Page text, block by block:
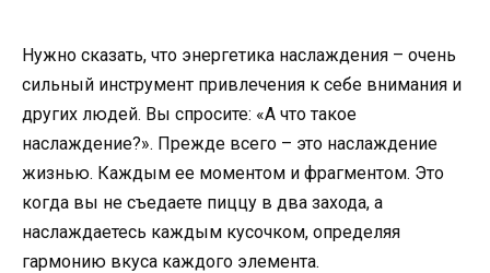
Нужно сказать, что энергетика наслаждения – очень
сильный инструмент привлечения к себе внимания и
других людей. Вы спросите: «А что такое
наслаждение?». Прежде всего – это наслаждение
жизнью. Каждым ее моментом и фрагментом. Это
когда вы не съедаете пиццу в два захода, а
наслаждаетесь каждым кусочком, определяя
гармонию вкуса каждого элемента.